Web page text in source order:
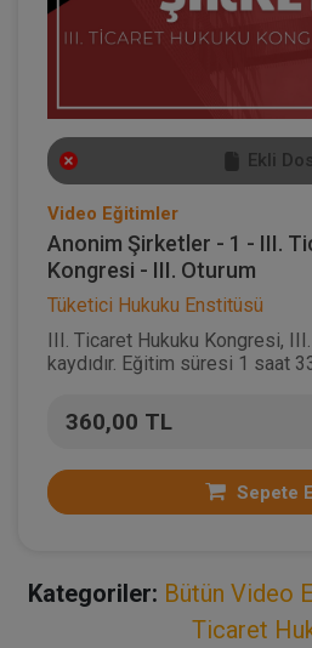
Ekli
Video Eğitimler
Anonim Şirketler - 1 - III.
Kongresi - III. Oturum
Tüketici Hukuku Enstitüsü
III. Ticaret Hukuku Kongresi,
kaydıdır. Eğitim süresi 1 saat
360,00 TL
Sepete
Kategoriler: Bütün Video
Ticaret